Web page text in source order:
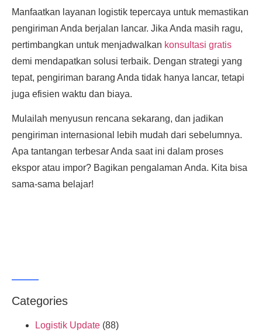
Manfaatkan layanan logistik tepercaya untuk memastikan
pengiriman Anda berjalan lancar. Jika Anda masih ragu,
pertimbangkan untuk menjadwalkan konsultasi gratis
demi mendapatkan solusi terbaik. Dengan strategi yang
tepat, pengiriman barang Anda tidak hanya lancar, tetapi
juga efisien waktu dan biaya.
Mulailah menyusun rencana sekarang, dan jadikan
pengiriman internasional lebih mudah dari sebelumnya.
Apa tantangan terbesar Anda saat ini dalam proses
ekspor atau impor? Bagikan pengalaman Anda. Kita bisa
sama-sama belajar!
Categories
Logistik Update (88)